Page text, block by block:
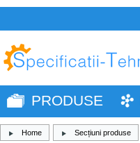
PRODUSE
Home Secțiuni produse